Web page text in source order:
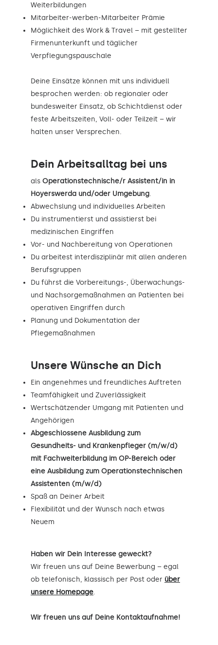
Weiterbildungen
Mitarbeiter-werben-Mitarbeiter Prämie
Möglichkeit des Work & Travel – mit gestellter
Firmenunterkunft und täglicher
Verpflegungspauschale
Deine Einsätze können mit uns individuell
besprochen werden: ob regionaler oder
bundesweiter Einsatz, ob Schichtdienst oder
feste Arbeitszeiten, Voll- oder Teilzeit – wir
halten unser Versprechen.
Dein Arbeitsalltag bei uns
als Operationstechnische/r Assistent/in in
Hoyerswerda und/oder Umgebung.
Abwechslung und individuelles Arbeiten
Du instrumentierst und assistierst bei
medizinischen Eingriffen
Vor- und Nachbereitung von Operationen
Du arbeitest interdisziplinär mit allen anderen
Berufsgruppen
Du führst die Vorbereitungs-, Überwachungs-
und Nachsorgemaßnahmen an Patienten bei
operativen Eingriffen durch
Planung und Dokumentation der
Pflegemaßnahmen
Unsere Wünsche an Dich
Ein angenehmes und freundliches Auftreten
Teamfähigkeit und Zuverlässigkeit
Wertschätzender Umgang mit Patienten und
Angehörigen
Abgeschlossene Ausbildung zum
Gesundheits- und Krankenpfleger (m/w/d)
mit Fachweiterbildung im OP-Bereich oder
eine Ausbildung zum Operationstechnischen
Assistenten (m/w/d)
Spaß an Deiner Arbeit
Flexibilität und der Wunsch nach etwas
Neuem
Haben wir Dein Interesse geweckt?
Wir freuen uns auf Deine Bewerbung – egal
ob telefonisch, klassisch per Post oder über
unsere Homepage.
Wir freuen uns auf Deine Kontaktaufnahme!